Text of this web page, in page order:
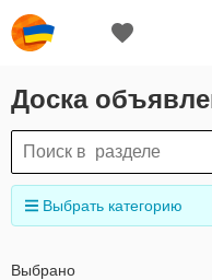
Доска
Выбрать категорию
Выбрано